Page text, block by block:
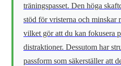
träningspasset. Den höga
stöd för vristerna och minskar
vilket gör att du kan fokusera
distraktioner. Dessutom har
passform som säkerställer att